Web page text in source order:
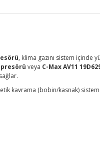
, klima gazını sistem içinde
veya C-Max AV11
kavrama (bobin/kasnak)